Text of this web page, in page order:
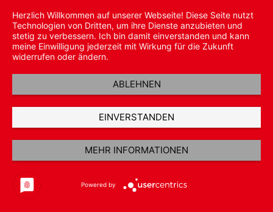
Herzlich Willkommen auf unserer Webseite! Diese Seite nutzt
Technologien von Dritten, um ihre Dienste anzubieten und
stetig zu verbessern. Ich bin damit einverstanden und kann
meine Einwilligung jederzeit mit Wirkung für die Zukunft
widerrufen oder ändern.
ABLEHNEN
EINVERSTANDEN
MEHR INFORMATIONEN
Powered by